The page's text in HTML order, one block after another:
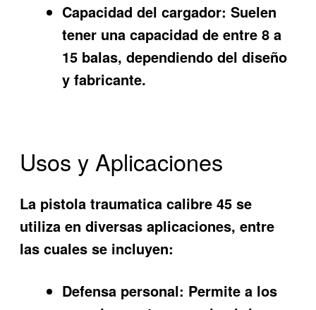
Capacidad del cargador: Suelen
tener una capacidad de entre 8 a
15 balas, dependiendo del diseño
y fabricante.
Usos y Aplicaciones
La pistola traumatica calibre 45 se
utiliza en diversas aplicaciones, entre
las cuales se incluyen:
Defensa personal: Permite a los